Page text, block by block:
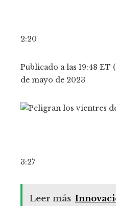
2:20
Publicado a las 19:48 ET
de mayo de 2023
3:27
Leer más